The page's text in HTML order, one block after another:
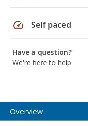
speed Self paced
Have a question?
We're here to help
Overview